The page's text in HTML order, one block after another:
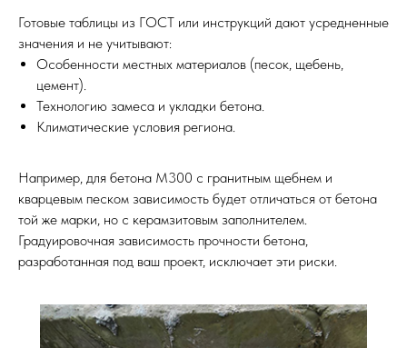
Готовые таблицы из ГОСТ или инструкций дают усредненные
значения и не учитывают:
Особенности местных материалов (песок, щебень,
цемент).
Технологию замеса и укладки бетона.
Климатические условия региона.
Например, для бетона М300 с гранитным щебнем и
кварцевым песком зависимость будет отличаться от бетона
той же марки, но с керамзитовым заполнителем.
Градуировочная зависимость прочности бетона,
разработанная под ваш проект, исключает эти риски.